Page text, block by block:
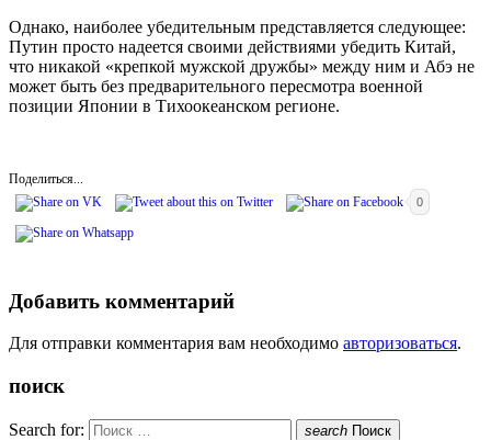
Однако, наиболее убедительным представляется следующее:
Путин просто надеется своими действиями убедить Китай,
что никакой «крепкой мужской дружбы» между ним и Абэ не
может быть без предварительного пересмотра военной
позиции Японии в Тихоокеанском регионе.
Поделиться...
0
Добавить комментарий
Для отправки комментария вам необходимо авторизоваться.
поиск
Search for: search Поиск